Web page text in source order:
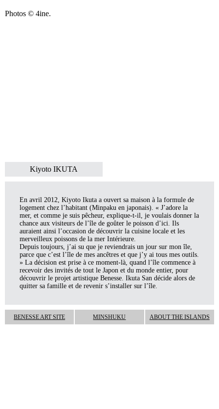
Photos © 4ine.
Kiyoto IKUTA
En avril 2012, Kiyoto Ikuta a ouvert sa maison à la formule de
logement chez l’habitant (Minpaku en japonais). « J’adore la
mer, et comme je suis pêcheur, explique-t-il, je voulais donner la
chance aux visiteurs de l’île de goûter le poisson d’ici. Ils
auraient ainsi l’occasion de découvrir la cuisine locale et les
merveilleux poissons de la mer Intérieure.
Depuis toujours, j’ai su que je reviendrais un jour sur mon île,
parce que c’est l’île de mes ancêtres et que j’y ai tous mes outils.
» La décision est prise à ce moment-là, quand l’île commence à
recevoir des invités de tout le Japon et du monde entier, pour
découvrir le projet artistique Benesse. Ikuta San décide alors de
quitter sa famille et de revenir s’installer sur l’île.
BENESSE ART SITE MINSHUKU ABOUT THE ISLANDS